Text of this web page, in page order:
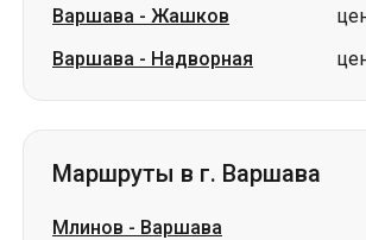
Варшава - Жашков
Варшава - Надворная
Маршруты в г. Варшава
Млинов - Варшава